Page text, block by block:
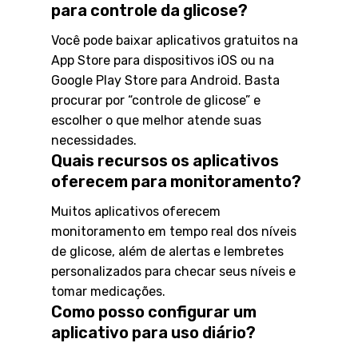
para controle da glicose?
Você pode baixar aplicativos gratuitos na
App Store para dispositivos iOS ou na
Google Play Store para Android. Basta
procurar por “controle de glicose” e
escolher o que melhor atende suas
necessidades.
Quais recursos os aplicativos
oferecem para monitoramento?
Muitos aplicativos oferecem
monitoramento em tempo real dos níveis
de glicose, além de alertas e lembretes
personalizados para checar seus níveis e
tomar medicações.
Como posso configurar um
aplicativo para uso diário?